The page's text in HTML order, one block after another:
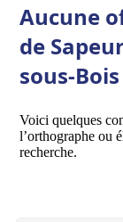
Aucune
de
sous-
Voici quelques
l’orthographe ou
recherche.